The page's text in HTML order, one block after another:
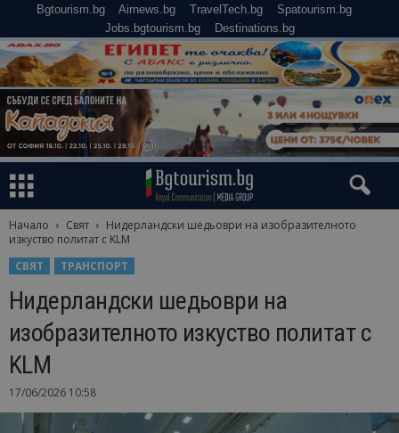
Bgtourism.bg Airnews.bg TravelTech.bg
Spatourism.bg
Jobs.bgtourism.bg
Destinations.bg
Начало Свят
Нидерландски шедьоври на изобразителното
изкуство политат с KLM
СВЯТ
ТРАНСПОРТ
Нидерландски шедьоври на
изобразителното изкуство политат с
KLM
17/06/2026 10:58